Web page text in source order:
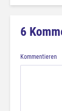
6
Kommentieren